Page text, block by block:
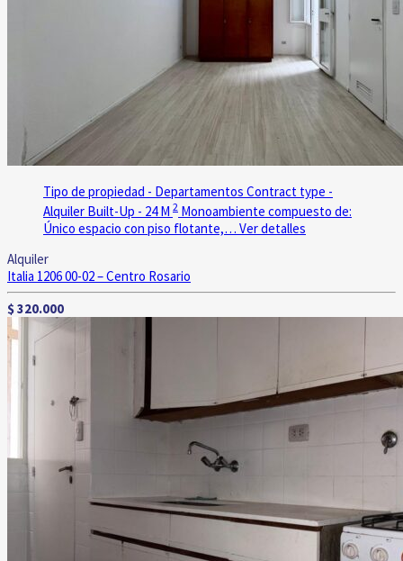
Tipo de propiedad - Departamentos Contract type -
Alquiler Built-Up - 24 M 2 Monoambiente compuesto de:
Único espacio con piso flotante,… Ver detalles
Alquiler
Italia 1206 00-02 – Centro Rosario
$ 320.000